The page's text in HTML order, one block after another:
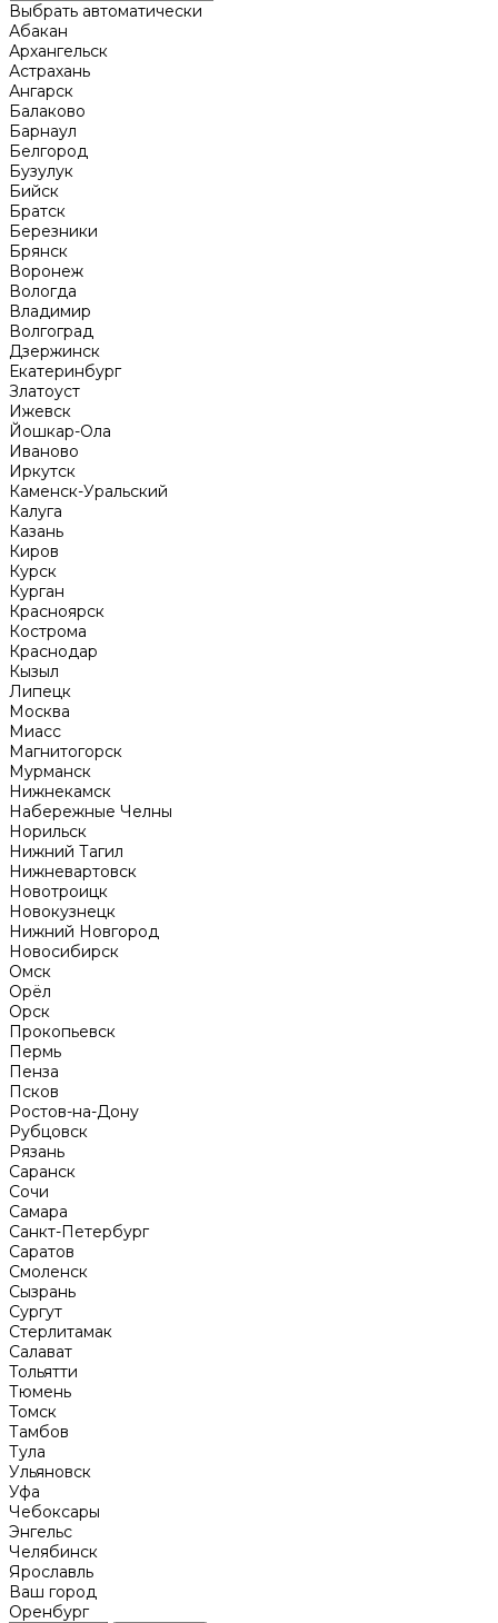
Выбрать автоматически
Абакан
Архангельск
Астрахань
Ангарск
Балаково
Барнаул
Белгород
Бузулук
Бийск
Братск
Березники
Брянск
Воронеж
Вологда
Владимир
Волгоград
Дзержинск
Екатеринбург
Златоуст
Ижевск
Йошкар-Ола
Иваново
Иркутск
Каменск-Уральский
Калуга
Казань
Киров
Курск
Курган
Красноярск
Кострома
Краснодар
Кызыл
Липецк
Москва
Миасс
Магнитогорск
Мурманск
Нижнекамск
Набережные Челны
Норильск
Нижний Тагил
Нижневартовск
Новотроицк
Новокузнецк
Нижний Новгород
Новосибирск
Омск
Орёл
Орск
Прокопьевск
Пермь
Пенза
Псков
Ростов-на-Дону
Рубцовск
Рязань
Саранск
Сочи
Самара
Санкт-Петербург
Саратов
Смоленск
Сызрань
Сургут
Стерлитамак
Салават
Тольятти
Тюмень
Томск
Тамбов
Тула
Ульяновск
Уфа
Чебоксары
Энгельс
Челябинск
Ярославль
Ваш город
Оренбург